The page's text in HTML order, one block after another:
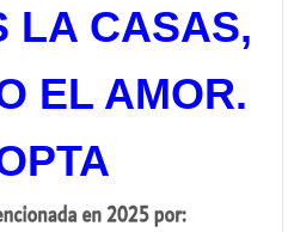
LA CASAS,
EL AMOR.